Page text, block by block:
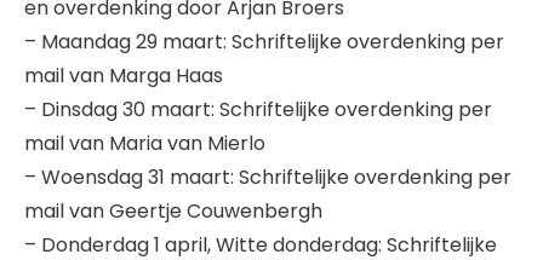
en overdenking door Arjan Broers
– Maandag 29 maart: Schriftelijke overdenking per
mail van Marga Haas
– Dinsdag 30 maart: Schriftelijke overdenking per
mail van Maria van Mierlo
– Woensdag 31 maart: Schriftelijke overdenking per
mail van Geertje Couwenbergh
– Donderdag 1 april, Witte donderdag: Schriftelijke